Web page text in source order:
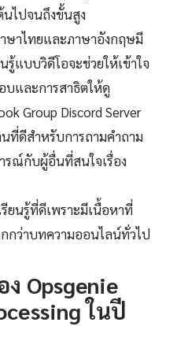
นไปจนถึงขั้นสูง
ษาไทยและภาษาอังกฤษมี
รู้แบบวิดีโอจะช่วยให้เข้าใจ
บและการสาธิตให้ดู
Group Discord Server
นที่ดีสำหรับการถามคำถาม
ณ์กับผู้อื่นที่สนใจเรื่อง
ยนรู้ที่ดีเพราะมีเนื้อหาที่
กว่าบทความออนไลน์ทั่วไป
Opsgenie
ในปี